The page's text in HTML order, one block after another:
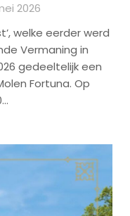
2026
welke eerder werd
Vermaning in
gedeeltelijk een
Fortuna. Op